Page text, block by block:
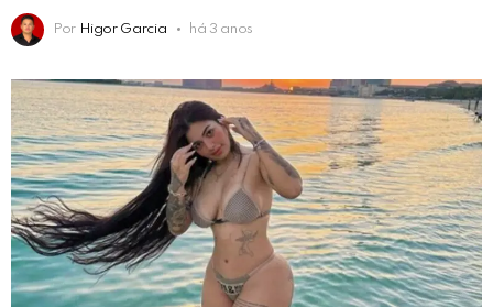
Por Higor Garcia há 3 anos